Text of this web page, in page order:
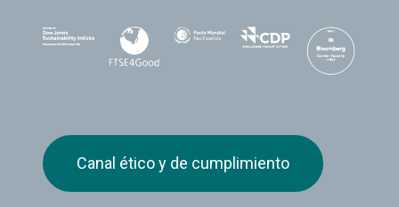
Canal ético y de cumplimiento